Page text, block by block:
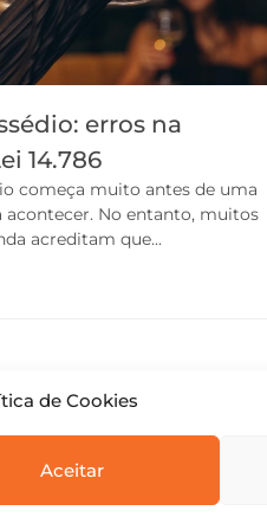
de Cookies
Aceitar
erros na
14.786
começa muito antes de uma
acontecer. No entanto, muitos
acreditam que...